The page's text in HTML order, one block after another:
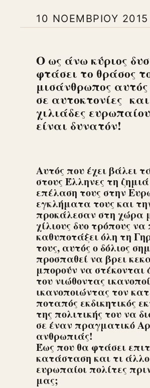
10 ΝΟΕΜΒΡΊΟΥ 2015
Ο ως άνω κύριος
φτάσει το θράσος
μισάνθρωπος αυτός
σε αυτοκτονίες
χιλιάδες
είναι δυνατόν!
Αυτός που έχει βάλει
στους Έλληνες τη
επέλαση τους στην
εγκλήματα τους και
προκάλεσαν στη χώρα
χίλιους δυο τρόπους
καθυποτάξει όλη τη
τους, αυτός ο δόλιος
προσπαθεί να βρει
μπορούν να στέκονται
του νιώθοντας
ικανοποιώντας τον
ποταπός εκδικητικός
της πολιτικής του να
σε έναν πραγματικό
ανθρωπιάς!
Έως που θα φτάσει
κατάσταση και τι
ευρωπαίοι πολίτες
μας;